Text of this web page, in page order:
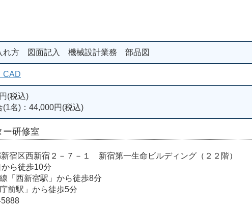
れ方 図面記入 機械設計業務 部品図
CAD
(税込)
(1名)：44,000円(税込)
ー研修室
宿区西新宿２－７－１ 新宿第一生命ビルディング（２２階）
ら徒歩10分
「西新宿駅」から徒歩8分
前駅」から徒歩5分